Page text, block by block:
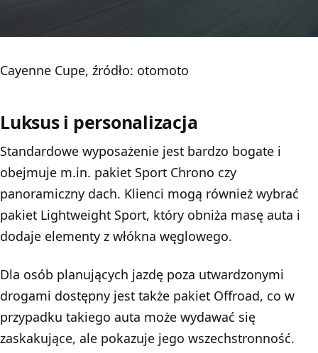
Cayenne Cupe, źródło: otomoto
Luksus i personalizacja
Standardowe wyposażenie jest bardzo bogate i
obejmuje m.in. pakiet Sport Chrono czy
panoramiczny dach. Klienci mogą również wybrać
pakiet Lightweight Sport, który obniża masę auta i
dodaje elementy z włókna węglowego.
Dla osób planujących jazdę poza utwardzonymi
drogami dostępny jest także pakiet Offroad, co w
przypadku takiego auta może wydawać się
zaskakujące, ale pokazuje jego wszechstronność.